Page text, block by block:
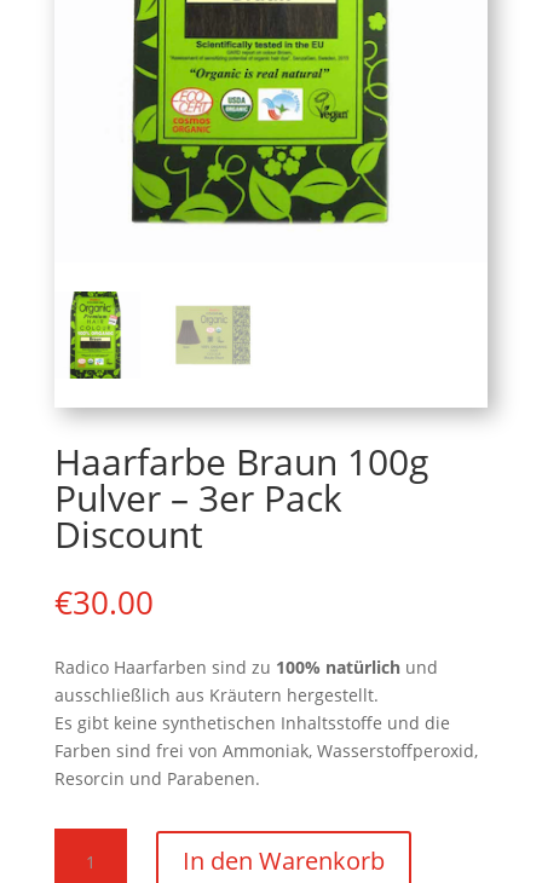
Haarfarbe Braun 100g
Pulver – 3er Pack
Discount
€30.00
Radico Haarfarben sind zu 100% natürlichund
ausschließlich aus Kräutern hergestellt.
Es gibt keine synthetischen Inhaltsstoffe und die
Farben sind frei von Ammoniak, Wasserstoffperoxid,
Resorcin und Parabenen.
Braun
In den Warenkorb